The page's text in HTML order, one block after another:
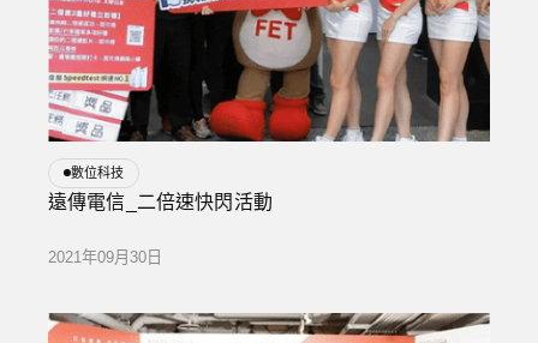
數位科技
遠傳電信_二倍速快閃活動
2021年09月30日